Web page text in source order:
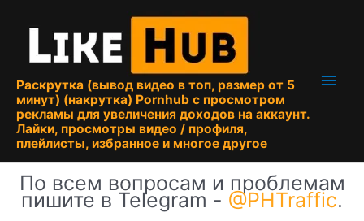
содержимому
Раскрутка (вывод видео в топ, размер от 5
минут) (накрутка) Pornhub с просмотром
рекламы для увеличения доходов на аккаунт.
Лайки, просмотры видео / профиля,
плейлисты, избранное и многое другое
По всем вопросам и проблемам
пишите в Telegram - @PHTraffic.